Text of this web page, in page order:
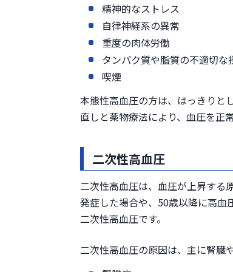
精神的なストレス
自律神経系の異常
重度の肉体労働
タンパク質や脂質の不適切な
喫煙
本態性高血圧の方は、はっきりと
直しと薬物療法により、血圧を正
二次性高血圧
二次性高血圧は、血圧が上昇する
発症した場合や、50歳以降に高血
二次性高血圧です。
二次性高血圧の原因は、主に腎臓